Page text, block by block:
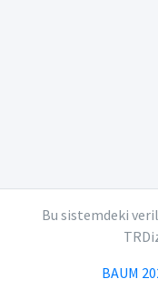
Bu sistemdeki
BAUM